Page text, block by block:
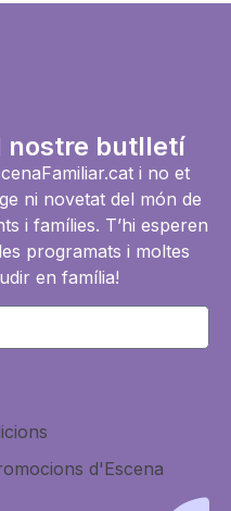
nostre butlletí
i no et
ni novetat del món de
i famílies. T’hi esperen
programats i moltes
en família!
d'Escena